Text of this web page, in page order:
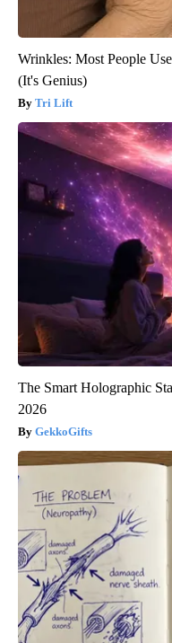
Wrinkles: Most People
(It's Genius)
Tri Lift
The Smart Holographic
2026
GekkoGifts